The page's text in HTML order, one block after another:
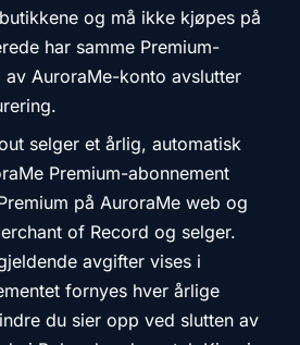
og må ikke kjøpes på
har samme Premium-
av AuroraMe-konto avslutter
selger et årlig, automatisk
Premium-abonnement
på AuroraMe web og
of Record og selger.
avgifter vises i
fornyes hver årlige
du sier opp ved slutten av